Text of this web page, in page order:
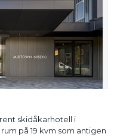
skidåkarhotell i
på 19 kvm som antigen